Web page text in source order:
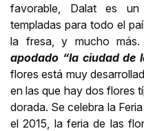
favorable, Dalat es
templadas para todo el
la fresa, y mucho más.
apodado “la ciudad de
flores está muy
en las que hay dos flores
dorada. Se celebra la
el 2015, la feria de las